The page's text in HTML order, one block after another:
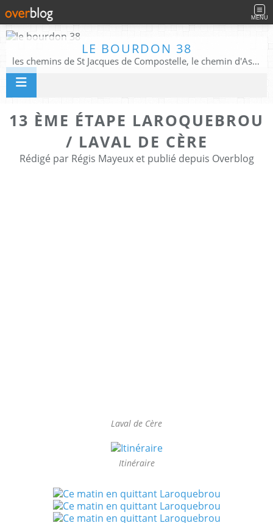
MENU
LE BOURDON 38
les chemins de St Jacques de Compostelle, le chemin d'Assise, La Voie Francigena, et autres chemins ........
13 ÈME ÉTAPE LAROQUEBROU
/ LAVAL DE CÈRE
Rédigé par Régis Mayeux et publié depuis Overblog
Laval de Cère
Itinéraire